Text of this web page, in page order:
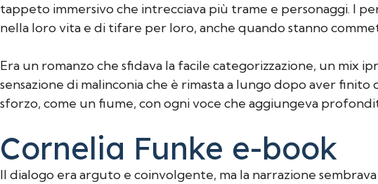
tappeto immersivo che intrecciava più trame e personaggi. I
nella loro vita e di tifare per loro, anche quando stanno
Era un romanzo che sfidava la facile categorizzazione, un mix
sensazione di malinconia che è rimasta a lungo dopo aver
sforzo, come un fiume, con ogni voce che aggiungeva
Cornelia Funke e-book
Il dialogo era arguto e coinvolgente, ma la narrazione